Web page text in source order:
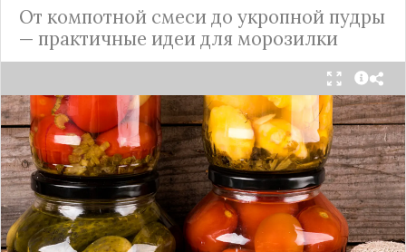
От компотной смеси до укропной пудры
— практичные идеи для морозилки
Каждый год, когда приходит пора богатого
урожая, я стараюсь сохранить максимум летних
витаминов. Закатки в банки — это, безусловно,
классика, которая никуда не уходит из нашей
жизни. Но современный подход к хранению
продуктов показывает, что есть и более простые,
быстрые и удобные способы.